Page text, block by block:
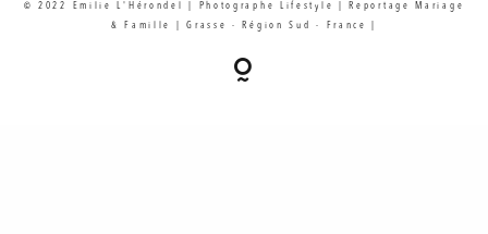
© 2022 Emilie L'Hérondel | Photographe Lifestyle | Reportage Mariage
& Famille | Grasse - Région Sud - France |